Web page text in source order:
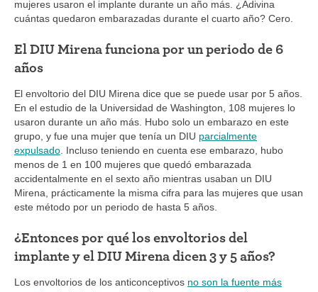
mujeres usaron el implante durante un año más. ¿Adivina
cuántas quedaron embarazadas durante el cuarto año? Cero.
El DIU Mirena funciona por un periodo de 6
años
El envoltorio del DIU Mirena dice que se puede usar por 5 años.
En el estudio de la Universidad de Washington, 108 mujeres lo
usaron durante un año más. Hubo solo un embarazo en este
grupo, y fue una mujer que tenía un DIU parcialmente
expulsado. Incluso teniendo en cuenta ese embarazo, hubo
menos de 1 en 100 mujeres que quedó embarazada
accidentalmente en el sexto año mientras usaban un DIU
Mirena, prácticamente la misma cifra para las mujeres que usan
este método por un periodo de hasta 5 años.
¿Entonces por qué los envoltorios del
implante y el DIU Mirena dicen 3 y 5 años?
Los envoltorios de los anticonceptivos no son la fuente más